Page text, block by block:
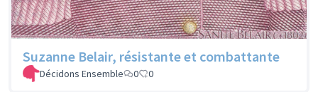
Suzanne Belair, résistante et combattante
Décidons Ensemble 0 0